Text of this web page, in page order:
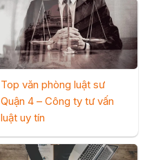
Top văn phòng luật sư
Quận 4 – Công ty tư vấn
luật uy tín